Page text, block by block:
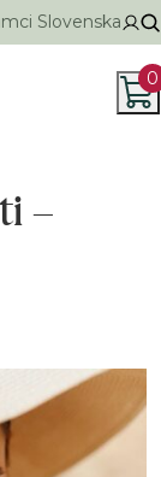
Slovenska
0
–